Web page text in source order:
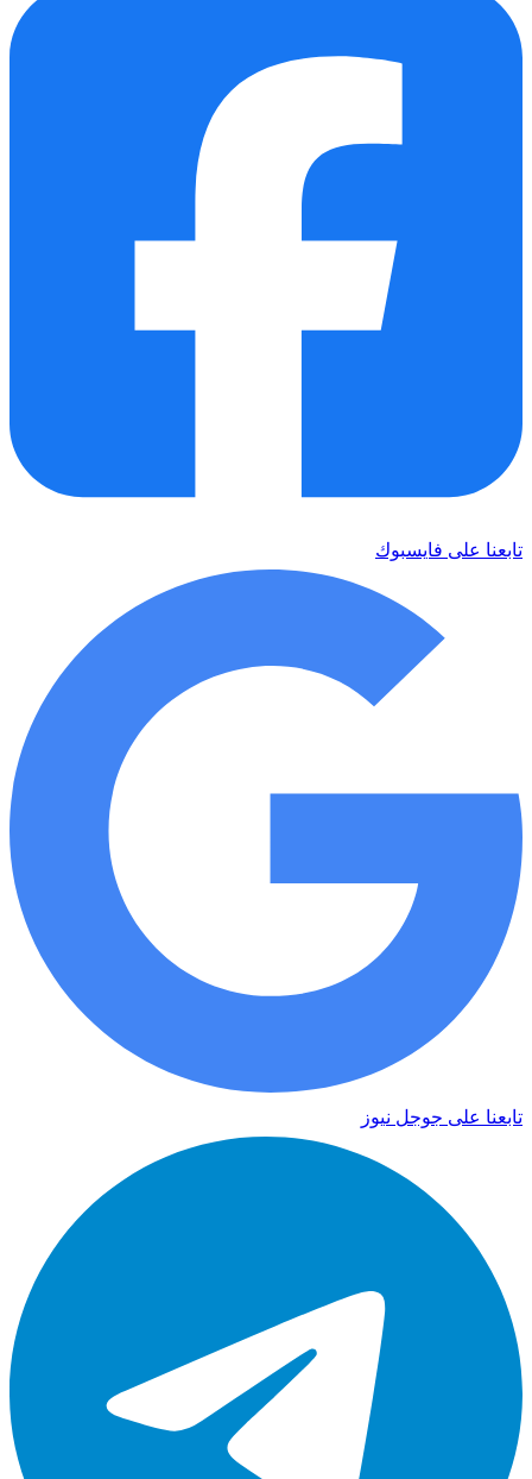
تابعنا على فايسبوك
تابعنا على جوجل نيوز